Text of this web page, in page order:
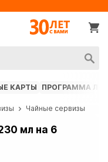
КАРТЫ ПРОГРАММА
Чайные сервизы
мл на 6